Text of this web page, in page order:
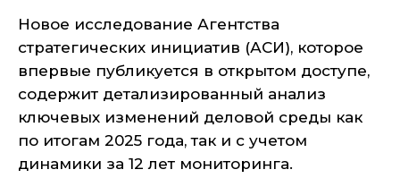
Новое исследование Агентства
стратегических инициатив (АСИ), которое
впервые публикуется в открытом доступе,
содержит детализированный анализ
ключевых изменений деловой среды как
по итогам 2025 года, так и с учетом
динамики за 12 лет мониторинга.